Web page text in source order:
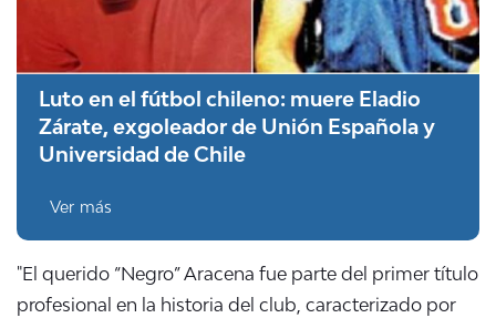
Luto en el fútbol chileno: muere Eladio
Zárate, exgoleador de Unión Española y
Universidad de Chile
Ver más
"El querido “Negro” Aracena fue parte del primer título
profesional en la historia del club, caracterizado por